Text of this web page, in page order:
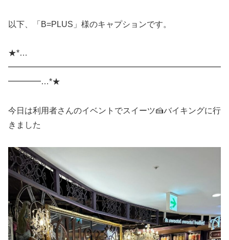
以下、「B=PLUS」様のキャプションです。
★*…
━━━━━━━━━━━━━━━━━━━━━━━━━━
━━━━…*★
今日は利用者さんのイベントでスイーツ🍰バイキングに行
きました